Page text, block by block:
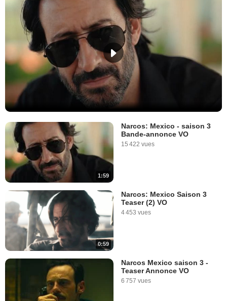
1:59
Narcos: Mexico - saison 3
Bande-annonce VO
15 422 vues
0:59
Narcos: Mexico Saison 3
Teaser (2) VO
4 453 vues
Narcos Mexico saison 3 -
Teaser Annonce VO
6 757 vues